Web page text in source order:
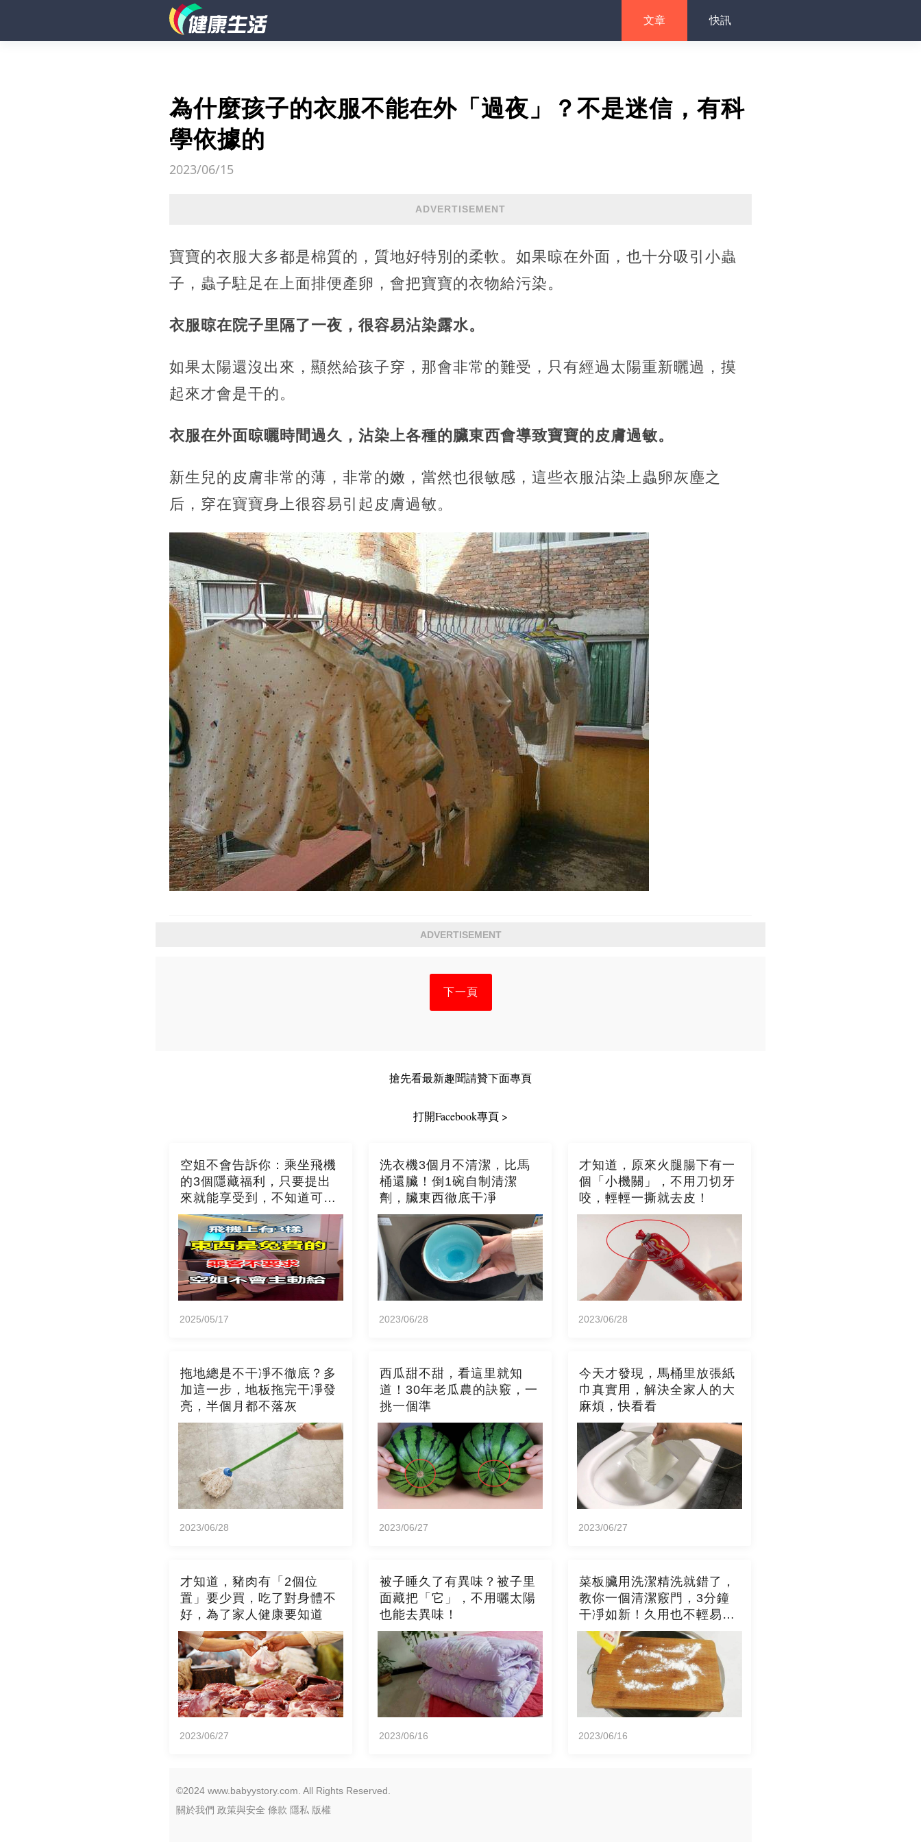
文章 快訊
為什麼孩子的衣服不能在外「過夜」？不是迷信，有科
學依據的
2023/06/15
ADVERTISEMENT
寶寶的衣服大多都是棉質的，質地好特別的柔軟。如果晾在外面，也十分吸引小蟲
子，蟲子駐足在上面排便產卵，會把寶寶的衣物給污染。
衣服晾在院子里隔了一夜，很容易沾染露水。
如果太陽還沒出來，顯然給孩子穿，那會非常的難受，只有經過太陽重新曬過，摸
起來才會是干的。
衣服在外面晾曬時間過久，沾染上各種的臟東西會導致寶寶的皮膚過敏。
新生兒的皮膚非常的薄，非常的嫩，當然也很敏感，這些衣服沾染上蟲卵灰塵之
后，穿在寶寶身上很容易引起皮膚過敏。
ADVERTISEMENT
下一頁
搶先看最新趣聞請贊下面專頁
打開Facebook專頁 >
空姐不會告訴你：乘坐飛機
的3個隱藏福利，只要提出
來就能享受到，不知道可就
吃虧了
2025/05/17
洗衣機3個月不清潔，比馬
桶還臟！倒1碗自制清潔
劑，臟東西徹底干凈
2023/06/28
才知道，原來火腿腸下有一
個「小機關」，不用刀切牙
咬，輕輕一撕就去皮！
2023/06/28
拖地總是不干凈不徹底？多
加這一步，地板拖完干凈發
亮，半個月都不落灰
2023/06/28
西瓜甜不甜，看這里就知
道！30年老瓜農的訣竅，一
挑一個準
2023/06/27
今天才發現，馬桶里放張紙
巾真實用，解決全家人的大
麻煩，快看看
2023/06/27
才知道，豬肉有「2個位
置」要少買，吃了對身體不
好，為了家人健康要知道
2023/06/27
被子睡久了有異味？被子里
面藏把「它」，不用曬太陽
也能去異味！
2023/06/16
菜板臟用洗潔精洗就錯了，
教你一個清潔竅門，3分鐘
干凈如新！久用也不輕易發
霉
2023/06/16
©2024 www.babyystory.com. All Rights Reserved.
關於我們 政策與安全 條款 隱私 版權